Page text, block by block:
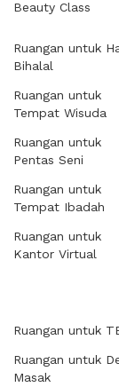
Beauty Class
Ruangan untuk
Bihalal
Ruangan untuk
Tempat Wisuda
Ruangan untuk
Pentas Seni
Ruangan untuk
Tempat Ibadah
Ruangan untuk
Kantor Virtual
Ruangan untuk
Ruangan untuk
Masak